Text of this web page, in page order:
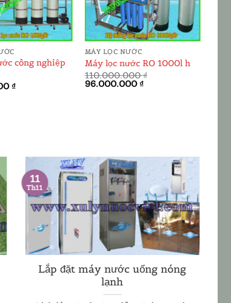
công nghiệp
₫
MÁY LỌC NƯỚC
Máy lọc nước RO 1000l h
110.000.000₫
Giá
96.000.000₫Giá
Lắp đặt máy nước uống nóng
lạnh
11
Th11